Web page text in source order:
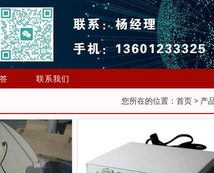
联系我们
您所在的位置： 首页> 产